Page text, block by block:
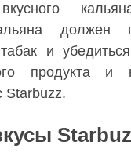
должен
и
продукта и
Starbuzz.